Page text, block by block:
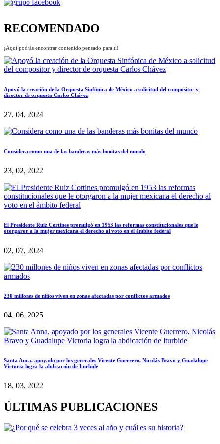
RECOMENDADO
¡Aquí podrás encontrar contenido pensado para ti!
Apoyó la creación de la Orquesta Sinfónica de México a solicitud del compositor y
director de orquesta Carlos Chávez
27, 04, 2024
Considera como una de las banderas más bonitas del mundo
23, 02, 2022
El Presidente Ruiz Cortines promulgó en 1953 las reformas constitucionales que le
otorgaron a la mujer mexicana el derecho al voto en el ámbito federal
02, 07, 2024
230 millones de niños viven en zonas afectadas por conflictos armados
04, 06, 2025
Santa Anna, apoyado por los generales Vicente Guerrero, Nicolás Bravo y Guadalupe
Victoria logra la abdicación de Iturbide
18, 03, 2022
ÚLTIMAS PUBLICACIONES